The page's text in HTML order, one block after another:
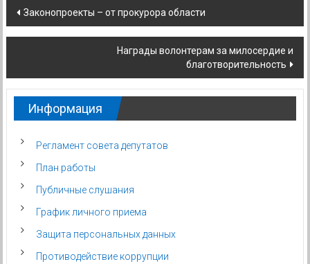
Навигация
по
Законопроекты – от прокурора области
Награды волонтерам за милосердие и
благотворительность
Информация
Регламент совета депутатов
План работы
Публичные слушания
График личного приема
Защита персональных данных
Противодействие коррупции